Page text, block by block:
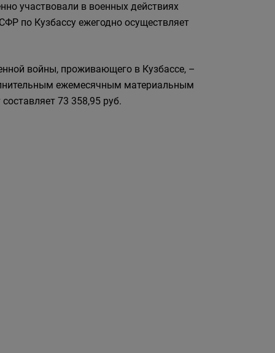
участвовали в военных действиях
по Кузбассу ежегодно осуществляет
войны, проживающего в Кузбассе, –
ежемесячным материальным
73 358,95 руб.